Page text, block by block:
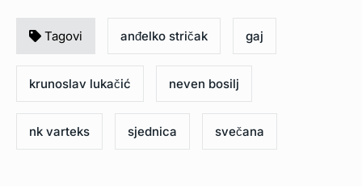
Tagovi anđelko stričak gaj
krunoslav lukačić neven bosilj
nk varteks sjednica svečana